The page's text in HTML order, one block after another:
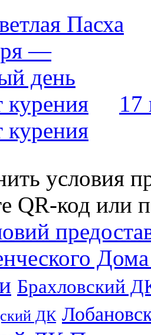
Пасха
17
курения
условия
QR-код или
Брахловский
ДК